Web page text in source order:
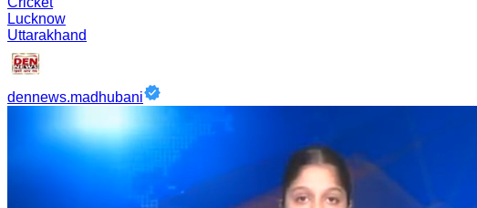
Lucknow
Uttarakhand
dennews.madhubani